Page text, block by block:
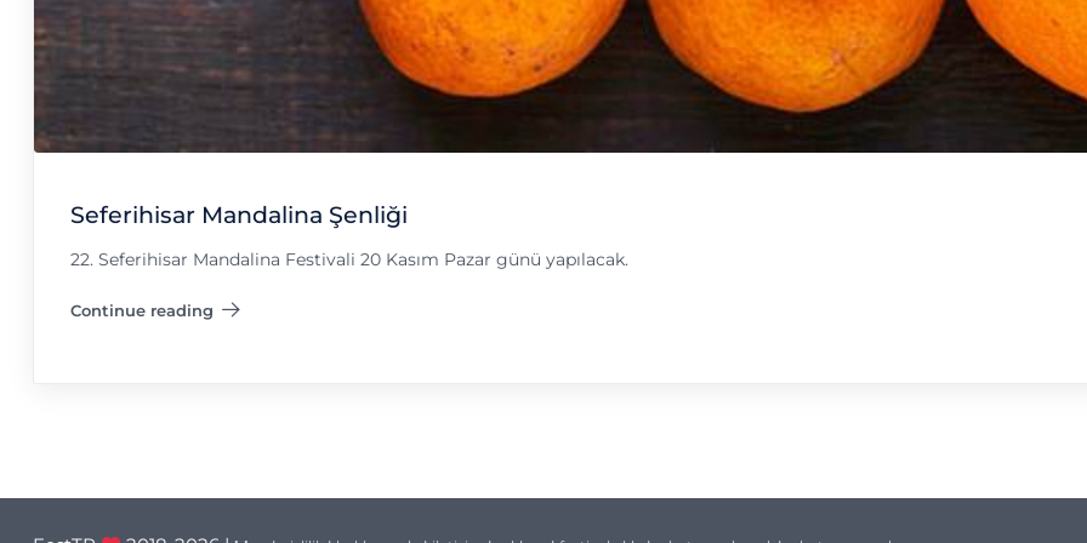
Seferihisar Mandalina Şenliği
22. Seferihisar Mandalina Festivali 20 Kasım Pazar günü yapılacak.
Continue reading
"Seferihisar Mandalina Şenliği"